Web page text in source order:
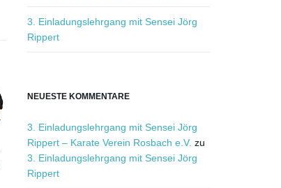
3. Einladungslehrgang mit Sensei Jörg
Rippert
NEUESTE KOMMENTARE
3. Einladungslehrgang mit Sensei Jörg
Rippert – Karate Verein Rosbach e.V. zu
3. Einladungslehrgang mit Sensei Jörg
Rippert